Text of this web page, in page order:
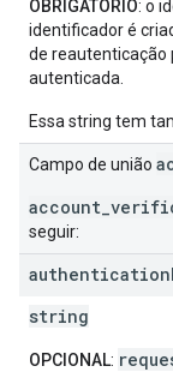
OBRIGATÓRIO: o
identificador é
de reautenticação
autenticada.
Essa string tem
Campo de união
seguir:
authentication
string
OPCIONAL: